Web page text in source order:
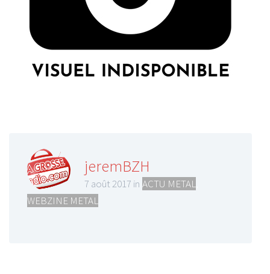
jeremBZH
7 août 2017 in ACTU METAL
WEBZINE METAL